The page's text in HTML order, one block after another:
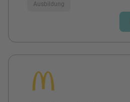
Ausbildung